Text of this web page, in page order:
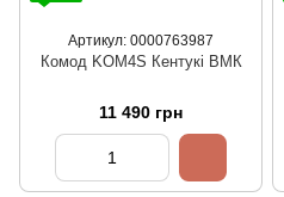
Артикул: 0000763987
Комод KOM4S Кентукі ВМК
11 490 грн